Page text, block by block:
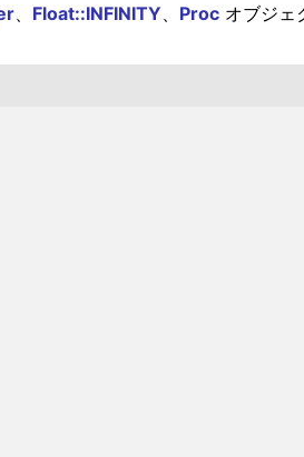
、 Float::INFINITY Procオブジェ